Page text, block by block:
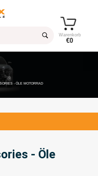
Warenkorb
€0
- ÖLE MOTORRAD
- Öle